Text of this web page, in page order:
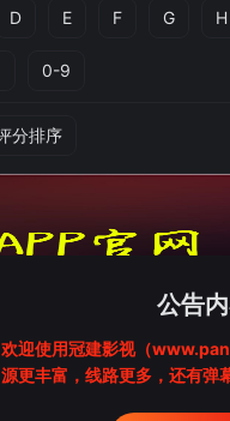
D E F G H
0-9
分排序
公告
欢迎使用冠建影视（
源更丰富，线路更多，还有弹